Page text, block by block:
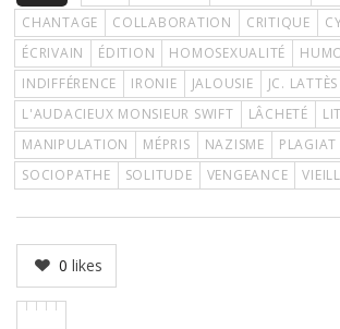
CHANTAGE
COLLABORATION CRITIQUE
ÉCRIVAIN
ÉDITION HOMOSEXUALITÉ
INDIFFÉRENCE
IRONIE JALOUSIE JC. LATTÈS
L'AUDACIEUX MONSIEUR SWIFT
LÂCHETÉ
MANIPULATION
MÉPRIS NAZISME PLAGIAT
SOCIOPATHE
SOLITUDE VENGEANCE
0 likes